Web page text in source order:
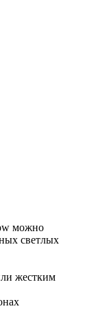
можно
светлых
жестким